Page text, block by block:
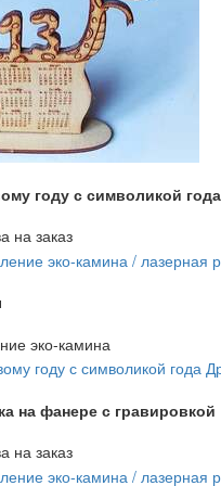
году с символикой
на заказ
эко-камина
на фанере с гравировкой
на заказ